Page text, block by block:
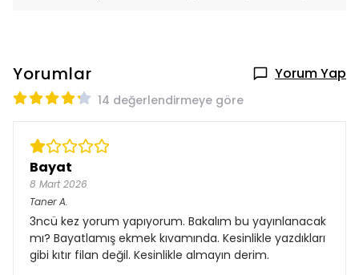
Yorumlar Yorum Yap
14 değerlendirmeye göre
Bayat
8 Mart 2026
Taner A.
3ncü kez yorum yapıyorum. Bakalım bu yayınlanacak
mı? Bayatlamış ekmek kıvamında. Kesinlikle yazdıkları
gibi kıtır filan değil. Kesinlikle almayın derim.